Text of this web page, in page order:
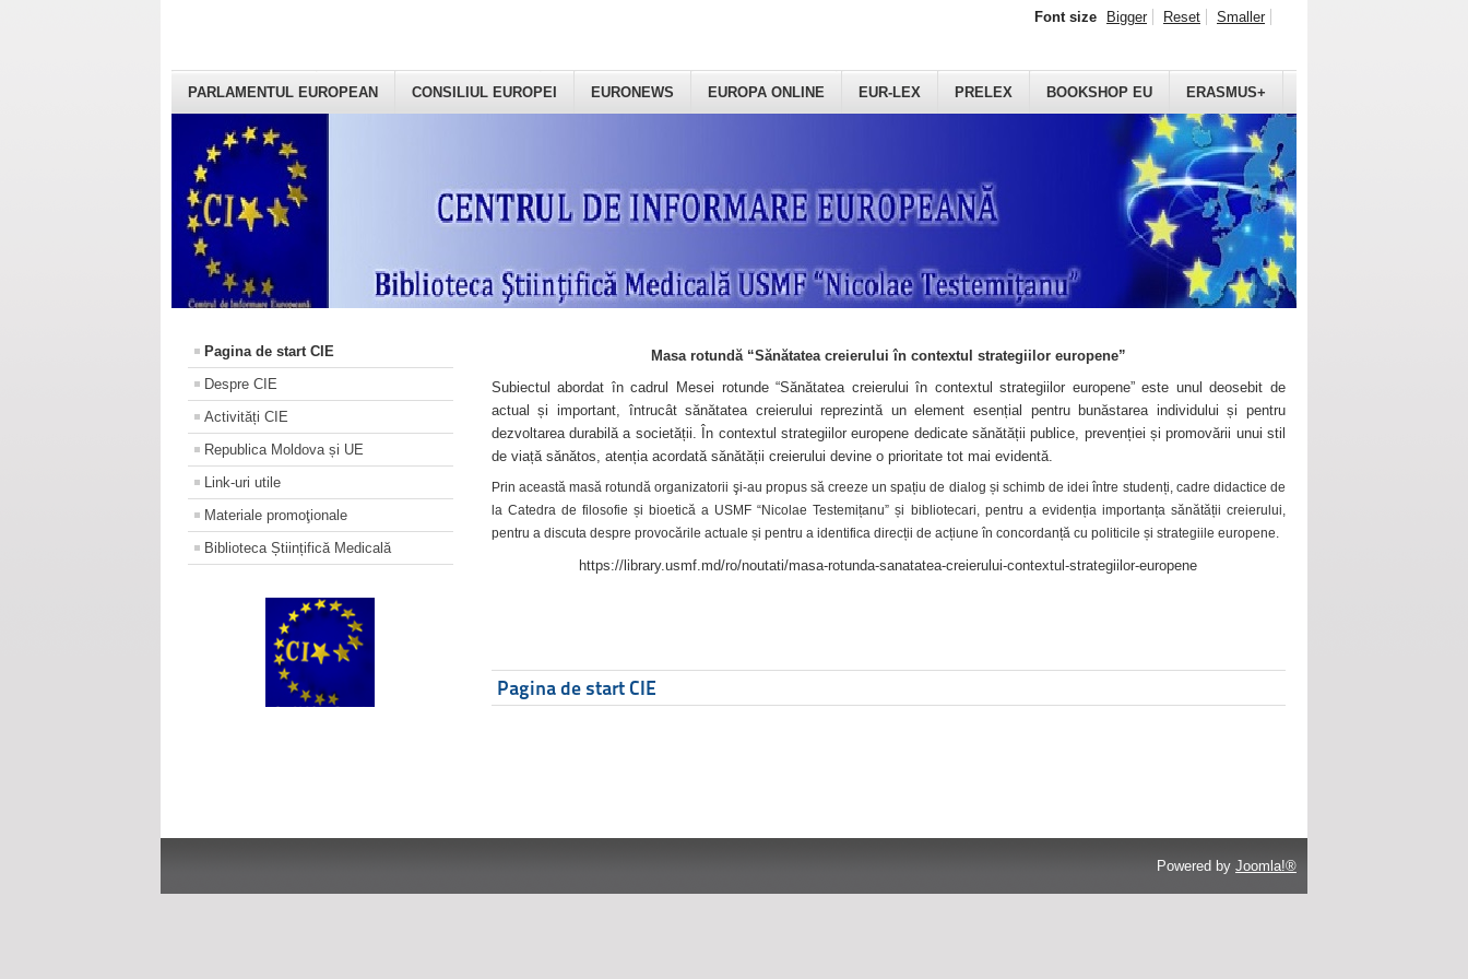
PARLAMENTUL EUROPEAN CONSILIUL EUROPEI EURONEWS EUROPA ONLINE EUR-LEX PRELEX BOOKSHOP EU ERASMUS+
Font size Bigger Reset Smaller
Pagina de start CIE
Despre CIE
Activități CIE
Republica Moldova și UE
Link-uri utile
Materiale promoţionale
Biblioteca Științifică Medicală
Masa rotundă “Sănătatea creierului în contextul strategiilor europene”
Subiectul abordat în cadrul Mesei rotunde “Sănătatea creierului în contextul strategiilor europene” este unul deosebit de
actual și important, întrucât sănătatea creierului reprezintă un element esențial pentru bunăstarea individului și pentru
dezvoltarea durabilă a societății. În contextul strategiilor europene dedicate sănătății publice, prevenției și promovării unui stil
de viață sănătos, atenția acordată sănătății creierului devine o prioritate tot mai evidentă.
Prin această masă rotundă organizatorii şi-au propus să creeze un spațiu de dialog și schimb de idei între studenți, cadre didactice de
la Catedra de filosofie și bioetică a USMF “Nicolae Testemițanu” și bibliotecari, pentru a evidenția importanța sănătății creierului,
pentru a discuta despre provocările actuale și pentru a identifica direcții de acțiune în concordanță cu politicile și strategiile europene.
https://library.usmf.md/ro/noutati/masa-rotunda-sanatatea-creierului-contextul-strategiilor-europene
Pagina de start CIE
Powered by Joomla!®